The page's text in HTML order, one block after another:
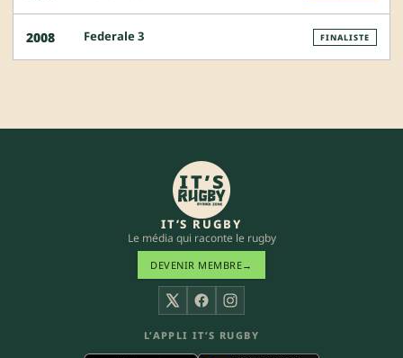
2008 Federale 3 FINALISTE
IT’S RUGBY
Le média qui raconte le rugby
DEVENIR MEMBRE→
X FacebookInstagram
L’APPLI IT’S RUGBY